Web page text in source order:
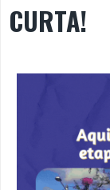
CURTA!